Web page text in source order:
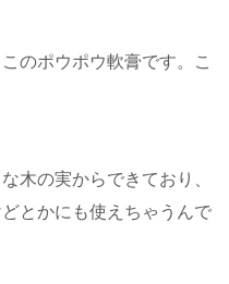
のポウポウ軟膏です。こ
木の実からできており、
とかにも使えちゃうんで